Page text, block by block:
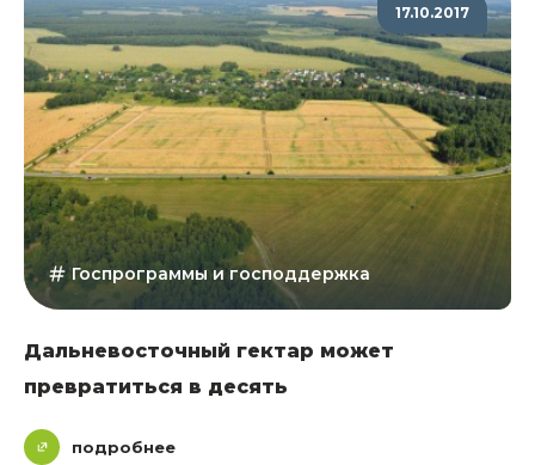
17.10.2017
Госпрограммы и господдержка
Дальневосточный гектар может
превратиться в десять
подробнее